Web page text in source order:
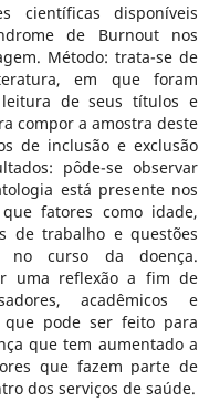
científicas disponíveis
de Burnout nos
Método: trata-se de
em que foram
de seus títulos e
compor a amostra deste
de inclusão e exclusão
pôde-se observar
está presente nos
fatores como idade,
de trabalho e questões
no curso da doença.
uma reflexão a fim de
acadêmicos e
que pode ser feito para
que tem aumentado a
que fazem parte de
dos serviços de saúde.